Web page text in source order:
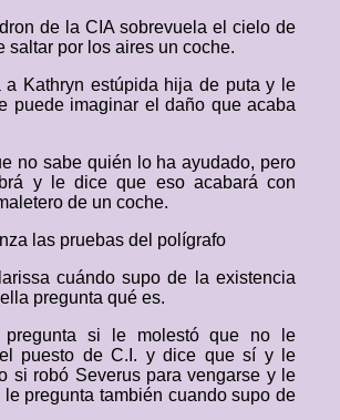
de la CIA sobrevuela el cielo de
saltar por los aires un coche.
a Kathryn estúpida hija de puta y le
puede imaginar el daño que acaba
no sabe quién lo ha ayudado, pero
y le dice que eso acabará con
de un coche.
las pruebas del polígrafo
cuándo supo de la existencia
pregunta qué es.
si le molestó que no le
puesto de C.I. y dice que sí y le
si robó Severus para vengarse y le
pregunta también cuando supo de